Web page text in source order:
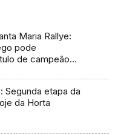
Maria Rallye:
pode
de campeão
Segunda etapa da
da Horta